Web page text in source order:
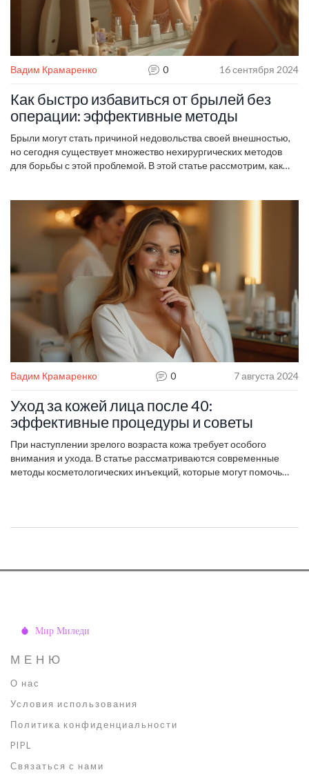
Вадим Крамаренко 0 16 сентября 2024
Как быстро избавиться от брылей без
операции: эффективные методы
Брыли могут стать причиной недовольства своей внешностью,
но сегодня существует множество нехирургических методов
для борьбы с этой проблемой. В этой статье рассмотрим, как
современные технологии. Узнайте, какие методы работают
лучше всего и какие советы могут помочь избежать появления
брылей в будущем. Расскажем также о роли правильного
питания и здорового образа жизни в поддержании упругости
кожи.
Вадим Крамаренко 0 7 августа 2024
Уход за кожей лица после 40:
эффективные процедуры и советы
При наступлении зрелого возраста кожа требует особого
внимания и ухода. В статье рассматриваются современные
методы косметологических инъекций, которые могут помочь
за лицом в домашних условиях. Узнайте, какие компоненты
МЕНЮ
О нас
Условия использования
Политика конфиденциальности
PIPL
Связаться с нами